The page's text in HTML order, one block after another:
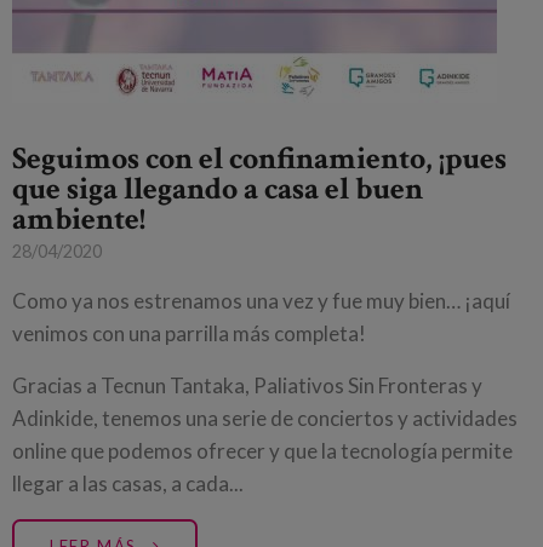
Seguimos con el confinamiento, ¡pues
que siga llegando a casa el buen
ambiente!
28/04/2020
Como ya nos estrenamos una vez y fue muy bien… ¡aquí
venimos con una parrilla más completa!
Gracias a Tecnun Tantaka, Paliativos Sin Fronteras y
Adinkide, tenemos una serie de conciertos y actividades
online que podemos ofrecer y que la tecnología permite
llegar a las casas, a cada...